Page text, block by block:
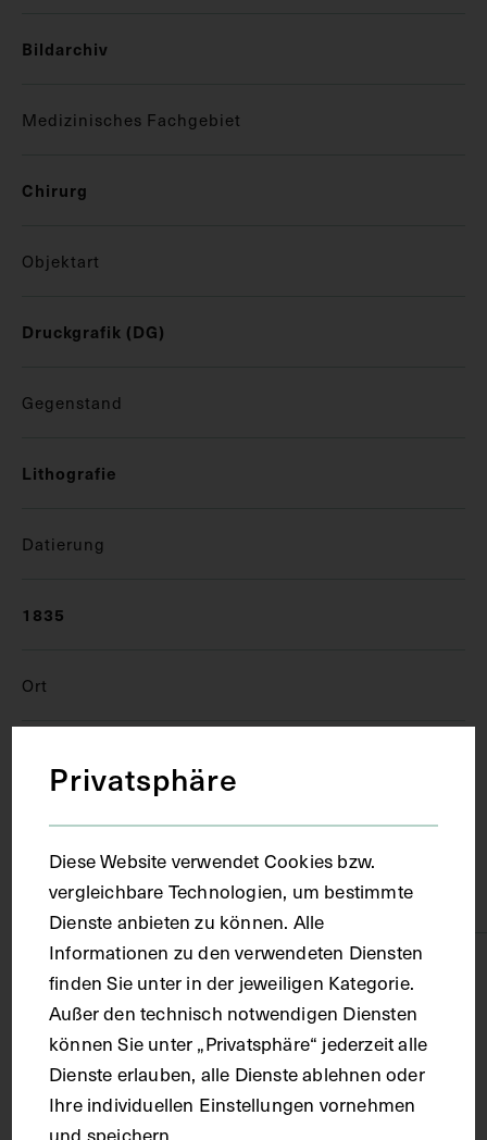
Bildarchiv
Medizinisches Fachgebiet
Chirurg
Objektart
Druckgrafik (DG)
Gegenstand
Lithografie
Datierung
1835
Ort
Material
Karton
Lithografie
Maße
Privatsphäre
Diese Website verwendet Cookies bzw.
vergleichbare Technologien, um bestimmte
Dienste anbieten zu können. Alle
Informationen zu den verwendeten Diensten
finden Sie unter in der jeweiligen Kategorie.
Außer den technisch notwendigen Diensten
können Sie unter „Privatsphäre“ jederzeit alle
Dienste erlauben, alle Dienste ablehnen oder
Ihre individuellen Einstellungen vornehmen
und speichern.